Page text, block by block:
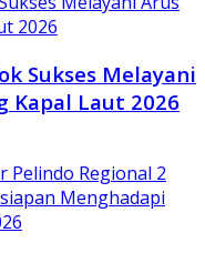
Sukses Melayani
Kapal Laut 2026